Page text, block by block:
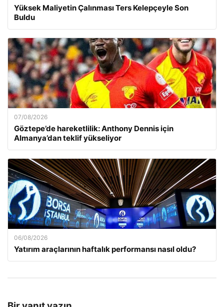
Yüksek Maliyetin Çalınması Ters Kelepçeyle Son
Buldu
07/08/2026
Göztepe’de hareketlilik: Anthony Dennis için
Almanya’dan teklif yükseliyor
06/08/2026
Yatırım araçlarının haftalık performansı nasıl oldu?